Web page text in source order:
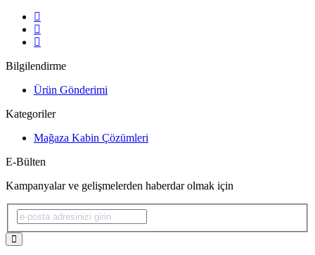
Bilgilendirme
Ürün Gönderimi
Kategoriler
Mağaza Kabin Çözümleri
E-Bülten
Kampanyalar ve gelişmelerden haberdar olmak için